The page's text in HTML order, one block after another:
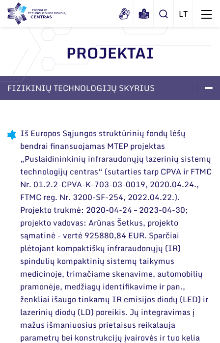
Apie mus
Dokumentai
Korupcijos prevencija
Duomenų apsauga
Darbuotojams
Nuorodos
Narystė nacionalinėse ir tarptautinėse
organizacijose bei asociacijose
Struktūra
Administraciniai skyriai
Moksliniai skyriai
Mokslo taryba
Tarptautinė patarėjų taryba
Mokslininkai emeritai
Renginiai
Tinklalaidės
Leidiniai
Bendri rekvizitai
Administracija
Darbuotojų kontaktai
PROJEKTAI
FIZIKINIŲ TECHNOLOGIJŲ SKYRIUS
Iš Europos Sąjungos struktūrinių fondų lėšų
bendrai finansuojamas MTEP projektas
„Puslaidininkinių infraraudonųjų lazerinių sistemų
technologijų centras“ (sutarties tarp CPVA ir FTMC
Nr. 01.2.2-CPVA-K-703-03-0019, 2020.04.24.,
FTMC reg. Nr. 3200-SF-254, 2022.04.22.).
Projekto trukmė: 2020-04-24 – 2023-04-30;
projekto vadovas: Arūnas Šetkus, projekto
sąmatinė - vertė 925880,84 EUR. Sparčiai
plėtojant kompaktiškų infraraudonųjų (IR)
spindulių kompaktinių sistemų taikymus
medicinoje, trimačiame skenavime, automobilių
pramonėje, medžiagų identifikavime ir pan.,
ženkliai išaugo tinkamų IR emisijos diodų (LED) ir
lazerinių diodų (LD) poreikis. Jų integravimas į
mažus išmaniuosius prietaisus reikalauja
parametrų bei konstrukcijų įvairovės ir tuo kelia